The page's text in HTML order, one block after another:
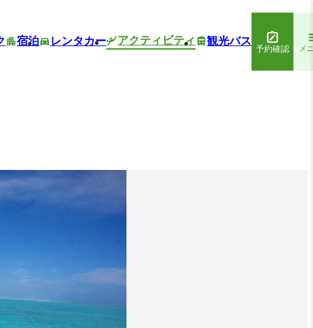
宿泊 レンタカー アクティビティ 観光バス
予約確認 メ